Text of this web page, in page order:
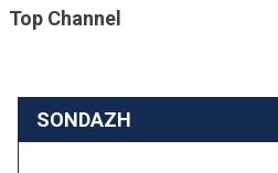
Top Channel
SONDAZH